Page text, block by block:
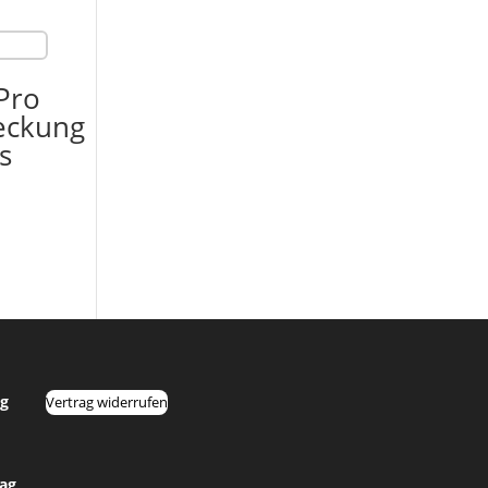
Vertrag widerrufen